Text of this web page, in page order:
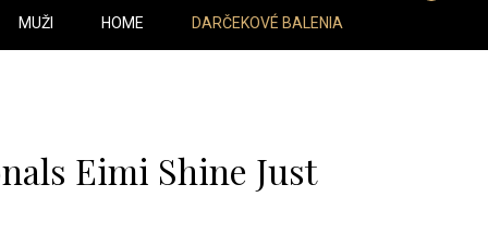
MUŽI HOME DARČEKOVÉ BALENIA
Eimi Shine Just